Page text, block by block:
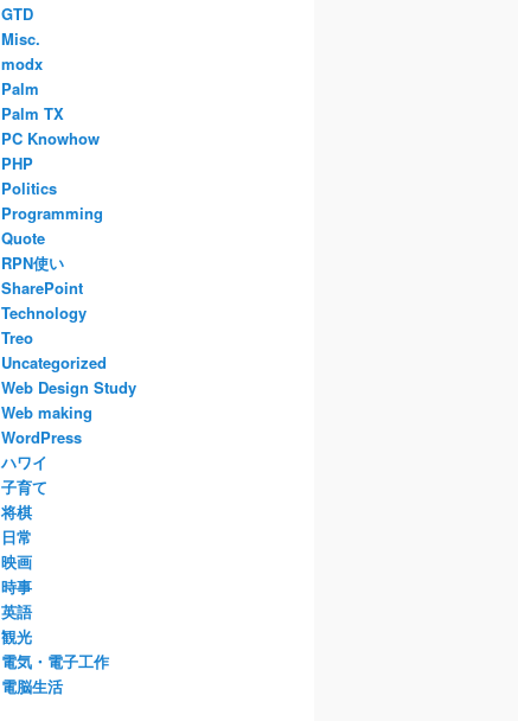
GTD
Misc.
modx
Palm
Palm TX
PC Knowhow
PHP
Politics
Programming
Quote
RPN使い
SharePoint
Technology
Treo
Uncategorized
Web Design Study
Web making
WordPress
ハワイ
子育て
将棋
日常
映画
時事
英語
観光
電気・電子工作
電脳生活